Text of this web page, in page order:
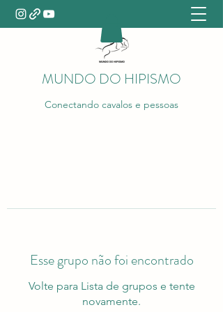
MUNDO DO HIPISMO
Conectando cavalos e pessoas
Esse grupo não foi encontrado
Volte para Lista de grupos e tente
novamente.